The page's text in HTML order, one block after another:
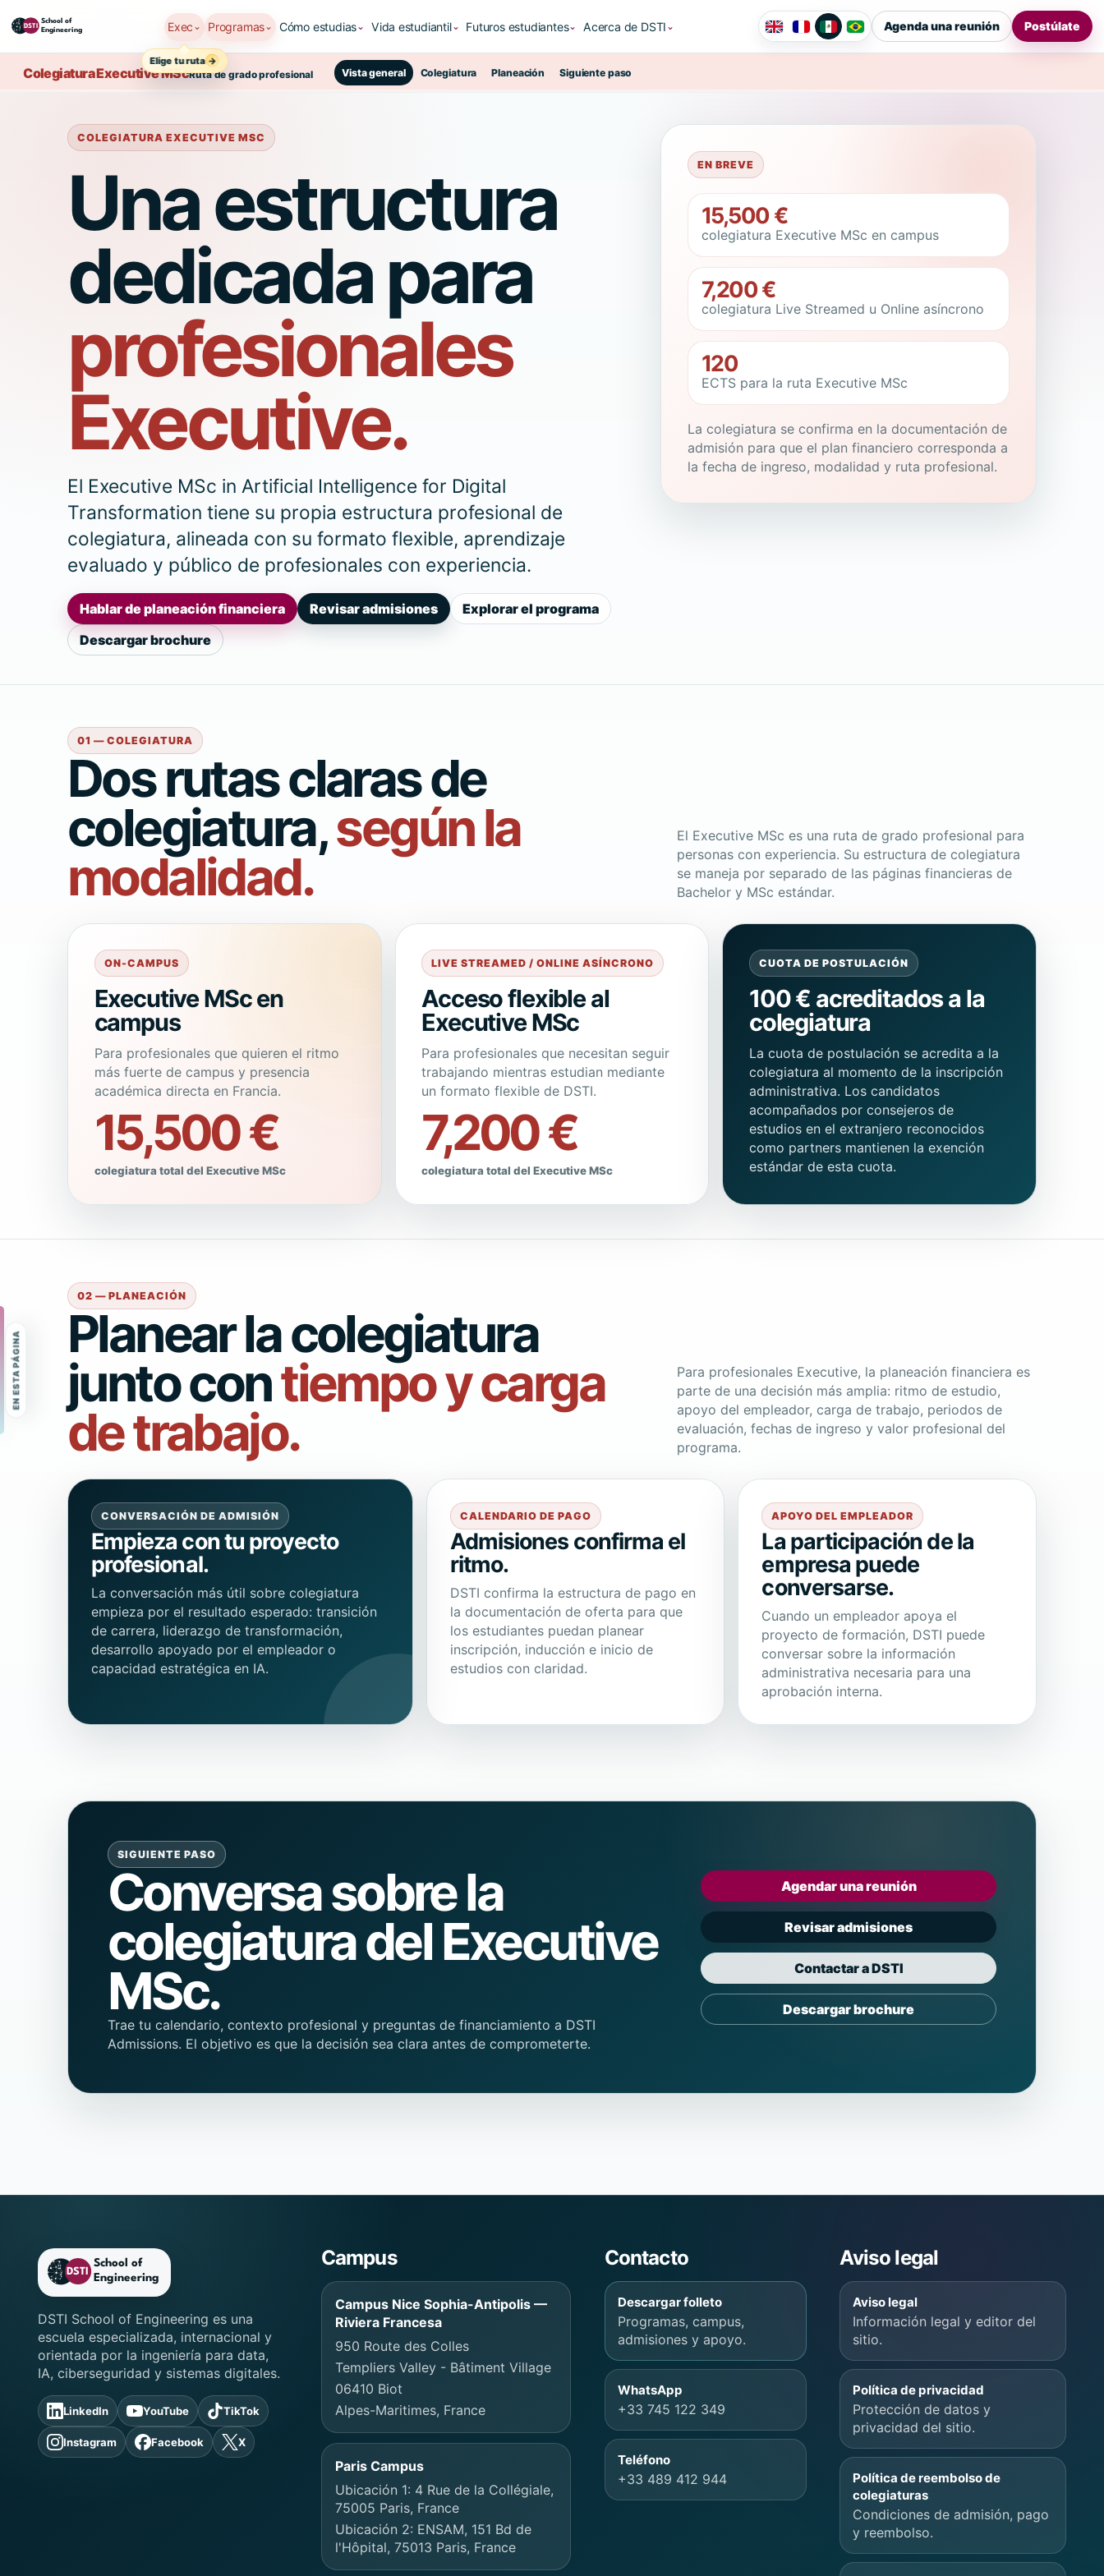
Exec ⌄
Elige tu ruta
Programas⌄ Cómo estudias⌄ Vida estudiantil⌄ Futuros estudiantes⌄ Acerca de DSTI ⌄ Agenda una reunión Postúlate
Colegiatura Executive MScRuta de grado profesional Vista general Colegiatura Planeación Siguiente paso
COLEGIATURA EXECUTIVE MSC
Una estructura
dedicada para
profesionales
Executive.
El Executive MSc in Artificial Intelligence for Digital
Transformation tiene su propia estructura profesional de
colegiatura, alineada con su formato flexible, aprendizaje
evaluado y público de profesionales con experiencia.
Hablar de planeación financiera Revisar admisiones
Explorar el programa
Descargar brochure
EN BREVE
15,500 €
colegiatura Executive MSc en campus
7,200 €
colegiatura Live Streamed u Online asíncrono
120
ECTS para la ruta Executive MSc
La colegiatura se confirma en la documentación de
admisión para que el plan financiero corresponda a
la fecha de ingreso, modalidad y ruta profesional.
01 — COLEGIATURA
Dos rutas claras de
colegiatura,según la
modalidad.
El Executive MSc es una ruta de grado profesional para
personas con experiencia. Su estructura de colegiatura
se maneja por separado de las páginas financieras de
Bachelor y MSc estándar.
ON-CAMPUS
Executive MSc en
campus
Para profesionales que quieren el ritmo
más fuerte de campus y presencia
académica directa en Francia.
15,500 €
colegiatura total del Executive MSc
LIVE STREAMED / ONLINE ASÍNCRONO
Acceso flexible al
Executive MSc
Para profesionales que necesitan seguir
trabajando mientras estudian mediante
un formato flexible de DSTI.
7,200 €
colegiatura total del Executive MSc
CUOTA DE POSTULACIÓN
100 € acreditados a la
colegiatura
La cuota de postulación se acredita a la
colegiatura al momento de la inscripción
administrativa. Los candidatos
acompañados por consejeros de
estudios en el extranjero reconocidos
como partners mantienen la exención
estándar de esta cuota.
02 — PLANEACIÓN
Planear la colegiatura
junto contiempo y carga
de trabajo.
Para profesionales Executive, la planeación financiera es
parte de una decisión más amplia: ritmo de estudio,
apoyo del empleador, carga de trabajo, periodos de
evaluación, fechas de ingreso y valor profesional del
programa.
CONVERSACIÓN DE ADMISIÓN
Empieza con tu proyecto
profesional.
La conversación más útil sobre colegiatura
empieza por el resultado esperado: transición
de carrera, liderazgo de transformación,
desarrollo apoyado por el empleador o
capacidad estratégica en IA.
CALENDARIO DE PAGO
Admisiones confirma el
ritmo.
DSTI confirma la estructura de pago en
la documentación de oferta para que
los estudiantes puedan planear
inscripción, inducción e inicio de
estudios con claridad.
APOYO DEL EMPLEADOR
La participación de la
empresa puede
conversarse.
Cuando un empleador apoya el
proyecto de formación, DSTI puede
conversar sobre la información
administrativa necesaria para una
aprobación interna.
SIGUIENTE PASO
Conversa sobre la
colegiatura del Executive
MSc.
Trae tu calendario, contexto profesional y preguntas de financiamiento a DSTI
Admissions. El objetivo es que la decisión sea clara antes de comprometerte.
Agendar una reunión
Revisar admisiones
Contactar a DSTI
Descargar brochure
Pie de página de DSTI School of Engineering
DSTI School of Engineering es una
escuela especializada, internacional y
orientada por la ingeniería para data,
IA, ciberseguridad y sistemas digitales.
LinkedIn YouTube TikTok
Instagram Facebook X
Campus
Campus Nice Sophia-Antipolis —
Riviera Francesa
950 Route des Colles
Templiers Valley - Bâtiment Village
06410 Biot
Alpes-Maritimes, France
Paris Campus
Ubicación 1: 4 Rue de la Collégiale,
75005 Paris, France
Ubicación 2: ENSAM, 151 Bd de
l'Hôpital, 75013 Paris, France
Contacto
Descargar folleto
Programas, campus,
admisiones y apoyo.
WhatsApp
+33 745 122 349
Teléfono
+33 489 412 944
Aviso legal
Aviso legal
Información legal y editor del
sitio.
Política de privacidad
Protección de datos y
privacidad del sitio.
Política de reembolso de
colegiaturas
Condiciones de admisión, pago
y reembolso.